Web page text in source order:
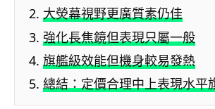
大熒幕視野更廣質素仍佳
強化長焦鏡但表現只屬一般
旗艦級效能但機身較易發熱
總結：定價合理中上表現水平